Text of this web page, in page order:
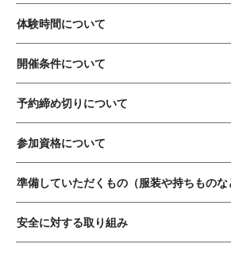
体験時間について
開催条件について
予約締め切りについて
参加資格について
準備していただくもの（服装や持ちものな
安全に対する取り組み